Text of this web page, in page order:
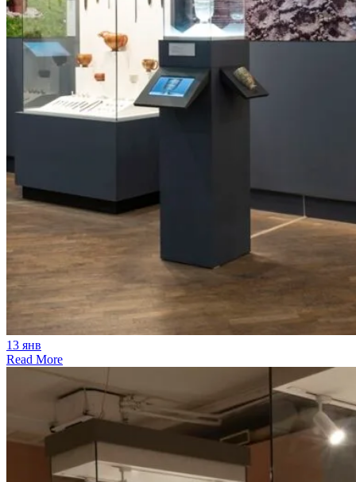
13 янв
Read More